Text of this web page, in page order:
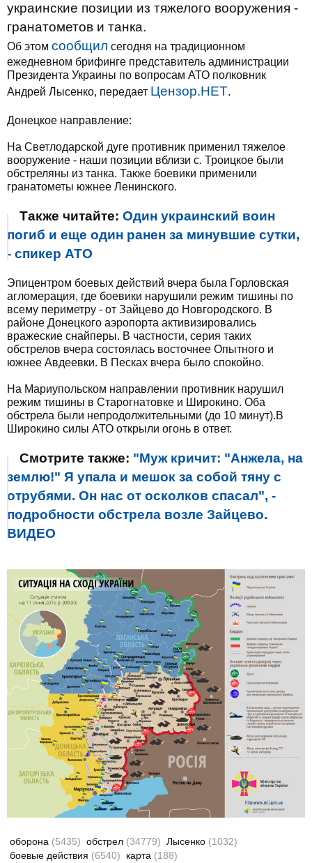
украинские позиции из тяжелого вооружения -
гранатометов и танка.
Об этом сообщил сегодня на традиционном
ежедневном брифинге представитель администрации
Президента Украины по вопросам АТО полковник
Андрей Лысенко, передает Цензор.НЕТ.
Донецкое направление:
На Светлодарской дуге противник применил тяжелое
вооружение - наши позиции вблизи с. Троицкое были
обстреляны из танка. Также боевики применили
гранатометы южнее Ленинского.
Также читайте: Один украинский воин
погиб и еще один ранен за минувшие сутки,
- спикер АТО
Эпицентром боевых действий вчера была Горловская
агломерация, где боевики нарушили режим тишины по
всему периметру - от Зайцево до Новгородского. В
районе Донецкого аэропорта активизировались
вражеские снайперы. В частности, серия таких
обстрелов вчера состоялась восточнее Опытного и
южнее Авдеевки. В Песках вчера было спокойно.
На Мариупольском направлении противник нарушил
режим тишины в Старогнатовке и Широкино. Оба
обстрела были непродолжительными (до 10 минут).В
Широкино силы АТО открыли огонь в ответ.
Смотрите также: "Муж кричит: "Анжела, на
землю!" Я упала и мешок за собой тяну с
отрубями. Он нас от осколков спасал", -
подробности обстрела возле Зайцево.
ВИДЕО
оборона (5435) обстрел (34779) Лысенко (1032)
боевые действия (6540) карта (188)